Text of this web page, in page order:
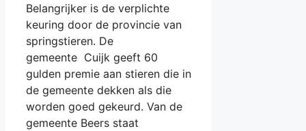
Belangrijker is de verplichte
keuring door de provincie van
springstieren. De
gemeente Cuijk geeft 60
gulden premie aan stieren die in
de gemeente dekken als die
worden goed gekeurd. Van de
gemeente Beers staat